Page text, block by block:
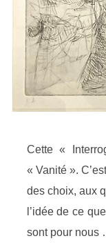
Cette «
« Vanité ».
des choix, aux
l’idée de ce
sont pour nous